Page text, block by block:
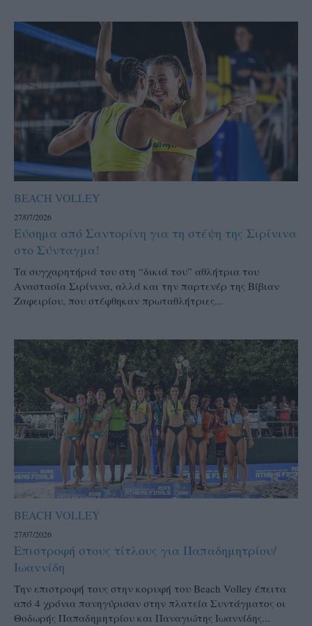
BEACH VOLLEY
27/07/2026
Εύσημα από Σαντορίνη για τη στέψη της Σιρίνινα
στο Σύνταγμα!
Τα συγχαρητήριά του στη “δικιά του” αθλήτρια του
Αναστασία Σιρίνινα, αλλά και την παρτενέρ της Βίβιαν
Ζαφειρίου, που στέφθηκαν πρωταθλήτριες...
BEACH VOLLEY
27/07/2026
Επιστροφή στους τίτλους για Παπαδημητρίου/
Ιωαννίδη
Την επιστροφή τους στην κορυφή του Beach Volley έπειτα
από 4 χρόνια πανηγύρισαν στην πλατεία Συντάγματος οι
Θοδωρής Παπαδημητρίου και Παναγιώτης Ιωαννίδης...